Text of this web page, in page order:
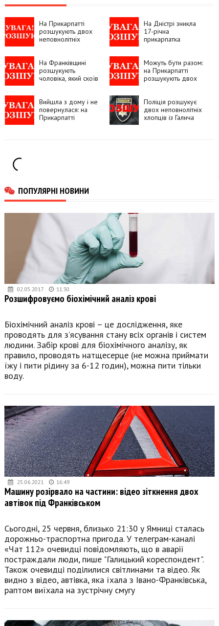
На Прикарпатті
розшукують двох
неповнолітніх
На Дністрі зникла
17-річна
прикарпатка
На Франківщині
розшукують
чоловіка, який скоїв
Можуть бути разом:
на Прикарпатті
розшукують двох
Вийшла з дому і не
повернулася: на
Прикарпатті
Поліція розшукує
двох неповнолітніх
хлопців із Галича
ПОПУЛЯРНІ НОВИНИ
02.05.2017 11:30
Розшифровуємо біохімічний аналіз крові
Біохімічний аналіз крові – це дослідження, яке
проводять для з’ясування стану всіх органів і систем
людини. Забір крові для біохімічного аналізу, як
правило, проводять натщесерце (не можна приймати
їжу і пити рідину за 6-12 годин), можна пити тільки
воду.
25.06.2021 16:49
Машину розірвало на частини: відео зіткнення двох
автівок під Франківськом
Сьогодні, 25 червня, близько 21:30 у Ямниці сталась
дорожньо-траспортна пригода. У телеграм-каналі
«Чат 112» очевидці повідомляють, що в аварії
постраждали люди, пише "Галицький кореспондент".
Також очевидці поділилися світлинами та відео. Як
видно з відео, автівка, яка їхала з Івано-Франківська,
раптом виїхала на зустрічну смугу